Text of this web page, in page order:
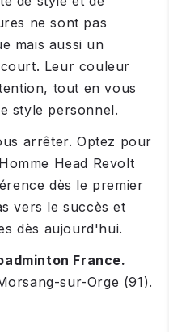
ne sont pas
mais aussi un
Leur couleur
tout en vous
style personnel.
arrêter. Optez pour
Head Revolt
dès le premier
vers le succès et
dès aujourd'hui.
France.
sur-Orge (91).